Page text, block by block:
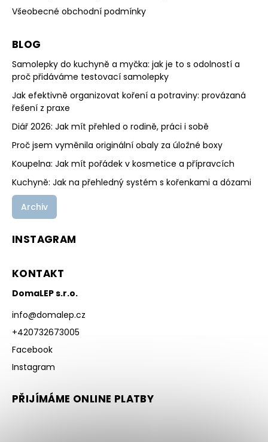
Všeobecné obchodní podmínky
BLOG
Samolepky do kuchyně a myčka: jak je to s odolností a
proč přidáváme testovací samolepky
Jak efektivně organizovat koření a potraviny: provázaná
řešení z praxe
Diář 2026: Jak mít přehled o rodině, práci i sobě
Proč jsem vyměnila originální obaly za úložné boxy
Koupelna: Jak mít pořádek v kosmetice a přípravcích
Kuchyně: Jak na přehledný systém s kořenkami a dózami
Archiv
INSTAGRAM
KONTAKT
DomaLEP s.r.o.
info@domalep.cz
+420732673005
Facebook
Instagram
PŘIJÍMÁME ONLINE PLATBY